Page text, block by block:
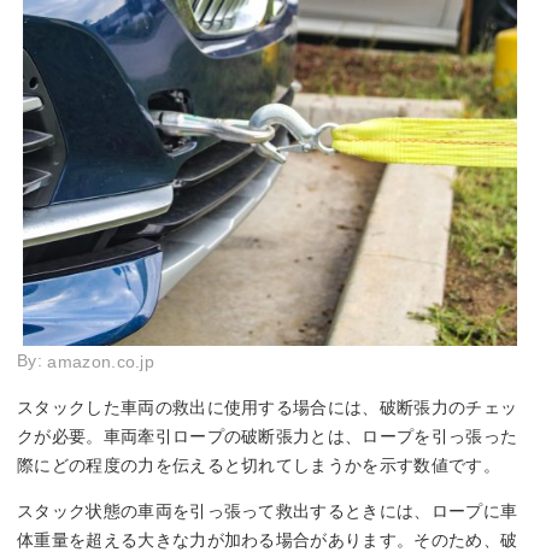
By:amazon.co.jp
スタックした車両の救出に使用する場合には、破断張力のチェッ
クが必要。車両牽引ロープの破断張力とは、ロープを引っ張った
際にどの程度の力を伝えると切れてしまうかを示す数値です。
スタック状態の車両を引っ張って救出するときには、ロープに車
体重量を超える大きな力が加わる場合があります。そのため、破